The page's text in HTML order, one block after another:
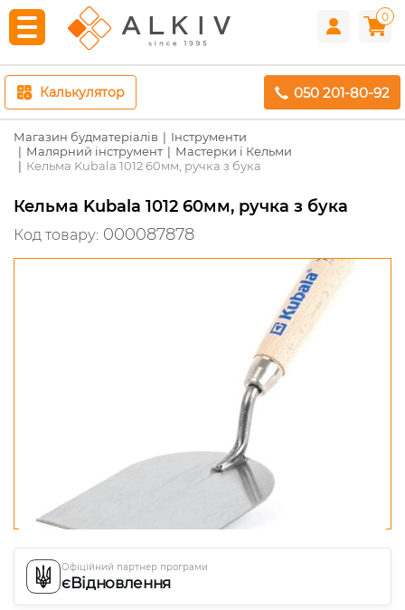
0
Калькулятор 050 201-80-92
Магазин будматеріалів
Інструменти
Малярний інструмент
Мастерки і Кельми
Кельма Kubala 1012 60мм, ручка з бука
Кельма Kubala 1012 60мм, ручка з бука
Код товару: 000087878
Офіційний партнер програми
єВідновлення